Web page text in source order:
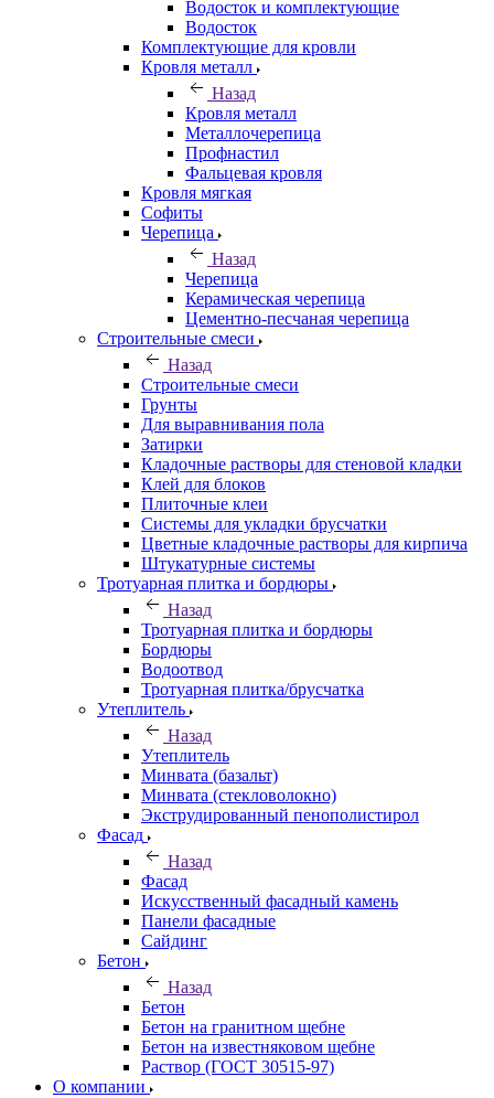
Водосток и комплектующие
Водосток
Комплектующие для кровли
Кровля металл
Назад
Кровля металл
Металлочерепица
Профнастил
Фальцевая кровля
Кровля мягкая
Софиты
Черепица
Назад
Черепица
Керамическая черепица
Цементно-песчаная черепица
Строительные смеси
Назад
Строительные смеси
Грунты
Для выравнивания пола
Затирки
Кладочные растворы для стеновой кладки
Клей для блоков
Плиточные клеи
Системы для укладки брусчатки
Цветные кладочные растворы для кирпича
Штукатурные системы
Тротуарная плитка и бордюры
Назад
Тротуарная плитка и бордюры
Бордюры
Водоотвод
Тротуарная плитка/брусчатка
Утеплитель
Назад
Утеплитель
Минвата (базальт)
Минвата (стекловолокно)
Экструдированный пенополистирол
Фасад
Назад
Фасад
Искусственный фасадный камень
Панели фасадные
Сайдинг
Бетон
Назад
Бетон
Бетон на гранитном щебне
Бетон на известняковом щебне
Раствор (ГОСТ 30515-97)
О компании